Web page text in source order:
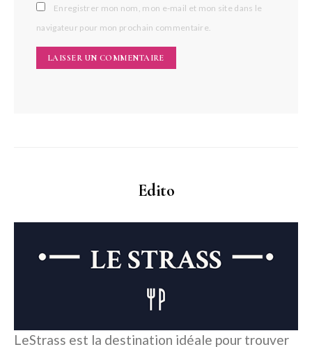
Enregistrer mon nom, mon e-mail et mon site dans le
navigateur pour mon prochain commentaire.
Edito
LeStrass est la destination idéale pour trouver